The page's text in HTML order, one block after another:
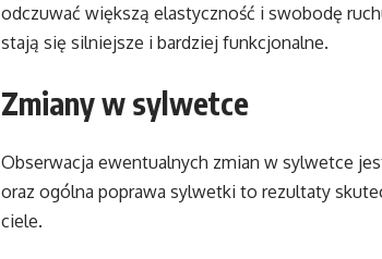
odczuwać większą elastyczność i swobodę
stają się silniejsze i bardziej funkcjonalne.
Zmiany w sylwetce
Obserwacja ewentualnych zmian w sylwetce
oraz ogólna poprawa sylwetki to rezultaty
ciele.